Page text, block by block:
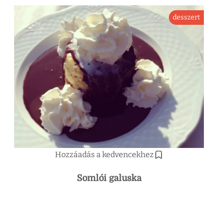
Hozzáadás a kedvencekhez
desszert
Somlói galuska